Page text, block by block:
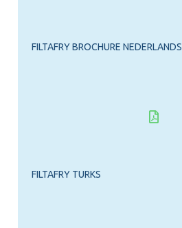
FILTAFRY BROCHURE NEDERLANDS
FILTAFRY TURKS